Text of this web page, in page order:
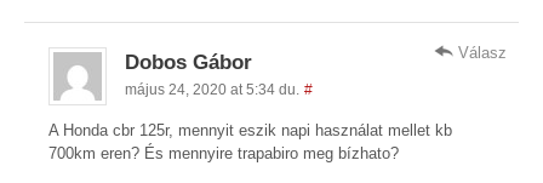
Dobos Gábor
május 24, 2020 at 5:34 du. #
A Honda cbr 125r, mennyit eszik napi használat mellet kb
700km eren? És mennyire trapabiro meg bízhato?
Válasz